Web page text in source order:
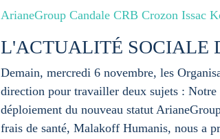
ArianeGroup Candale CRB Crozon Issac
L'ACTUALITÉ SOCIALE
Demain, mercredi 6 novembre, les
direction pour travailler deux sujets :
déploiement du nouveau statut
frais de santé, Malakoff Humanis, nous a